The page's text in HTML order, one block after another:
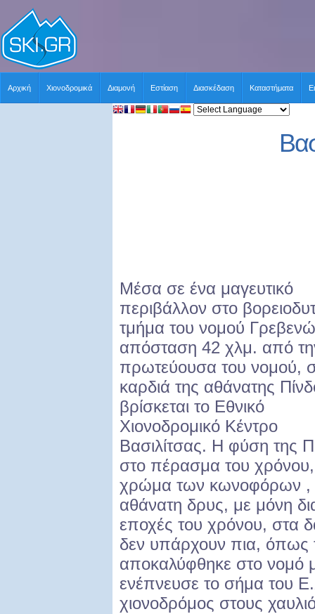
Αρχική Χιονοδρομικά Διαμονή Εστίαση Διασκέδαση Καταστήματα
Μέσα σε ένα μαγευτικό
περιβάλλον στο
τμήμα του νομού
απόσταση 42 χλμ. από
πρωτεύουσα του νομού,
καρδιά της αθάνατης
βρίσκεται το Εθνικό
Χιονοδρομικό Κέντρο
Βασιλίτσας. Η φύση της
στο πέρασμα του χρόνου,
χρώμα των κωνοφόρων , η
αθάνατη δρυς, με μόνη
εποχές του χρόνου, στα
δεν υπάρχουν πια, όπως
αποκαλύφθηκε στο νομό
ενέπνευσε το σήμα του
χιονοδρόμος στους